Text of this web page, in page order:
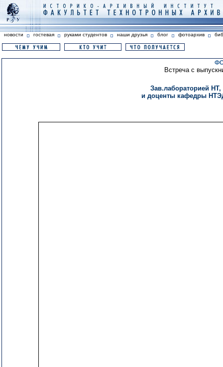
новости гостевая руками студентов наши друзья блог фотоархив
Встреча с
Зав.лабораторией
и доценты кафедры